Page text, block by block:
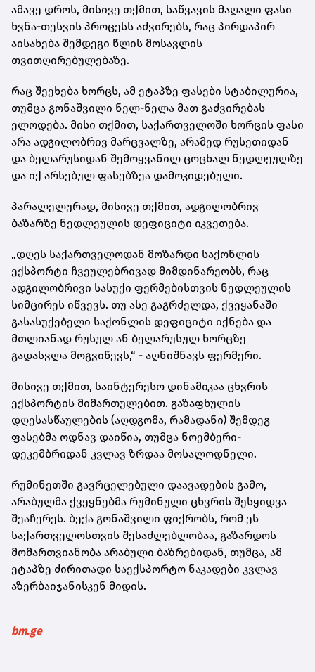
ამავე დროს, მისივე თქმით, საწვავის მაღალი ფასი
ხვნა-თესვის პროცესს აძვირებს, რაც პირდაპირ
აისახება შემდეგი წლის მოსავლის
თვითღირებულებაზე.
რაც შეეხება ხორცს, ამ ეტაპზე ფასები სტაბილურია,
თუმცა გონაშვილი ნელ-ნელა მათ გაძვირებას
ელოდება. მისი თქმით, საქართველოში ხორცის ფასი
არა ადგილობრივ მარცვალზე, არამედ რუსეთიდან
და ბელარუსიდან შემოყვანილ ცოცხალ ნედლეულზე
და იქ არსებულ ფასებზეა დამოკიდებული.
პარალელურად, მისივე თქმით, ადგილობრივ
ბაზარზე ნედლეულის დეფიციტი იკვეთება.
„დღეს საქართველოდან მოზარდი საქონლის
ექსპორტი ჩვეულებრივად მიმდინარეობს, რაც
ადგილობრივი სასუქი ფერმებისთვის ნედლეულის
სიმცირეს იწვევს. თუ ასე გაგრძელდა, ქვეყანაში
გასასუქებელი საქონლის დეფიციტი იქნება და
მთლიანად რუსულ ან ბელარუსულ ხორცზე
გადასვლა მოგვიწევს,“ - აღნიშნავს ფერმერი.
მისივე თქმით, საინტერესო დინამიკაა ცხვრის
ექსპორტის მიმართულებით. გაზაფხულის
დღესასწაულების (აღდგომა, რამადანი) შემდეგ
ფასებმა ოდნავ დაიწია, თუმცა ნოემბერი-
დეკემბრიდან კვლავ ზრდაა მოსალოდნელი.
რუმინეთში გავრცელებული დაავადების გამო,
არაბულმა ქვეყნებმა რუმინული ცხვრის შესყიდვა
შეაჩერეს. ბექა გონაშვილი ფიქრობს, რომ ეს
საქართველოსთვის შესაძლებლობაა, გაზარდოს
მომართვიანობა არაბული ბაზრებიდან, თუმცა, ამ
ეტაპზე ძირითადი საექსპორტო ნაკადები კვლავ
აზერბაიჯანისკენ მიდის.
bm.ge